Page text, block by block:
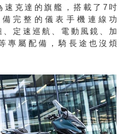
速克達的旗艦，搭載了7吋
完整的儀表手機連線功
定速巡航、電動風鏡、加
專屬配備，騎長途也沒煩